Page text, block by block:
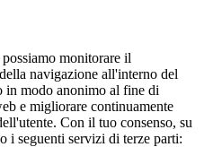
monitorare il
navigazione all'interno del
in modo anonimo al fine di
e migliorare continuamente
Con il tuo consenso, su
i seguenti servizi di terze parti: